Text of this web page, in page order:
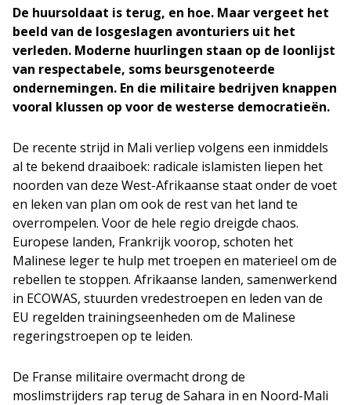
De huursoldaat is terug, en hoe. Maar vergeet het
beeld van de losgeslagen avonturiers uit het
verleden. Moderne huurlingen staan op de loonlijst
van respectabele, soms beursgenoteerde
ondernemingen. En die militaire bedrijven knappen
vooral klussen op voor de westerse democratieën.
De recente strijd in Mali verliep volgens een inmiddels
al te bekend draaiboek: radicale islamisten liepen het
noorden van deze West-Afrikaanse staat onder de voet
en leken van plan om ook de rest van het land te
overrompelen. Voor de hele regio dreigde chaos.
Europese landen, Frankrijk voorop, schoten het
Malinese leger te hulp met troepen en materieel om de
rebellen te stoppen. Afrikaanse landen, samenwerkend
in ECOWAS, stuurden vredestroepen en leden van de
EU regelden trainingseenheden om de Malinese
regeringstroepen op te leiden.
De Franse militaire overmacht drong de
moslimstrijders rap terug de Sahara in en Noord-Mali